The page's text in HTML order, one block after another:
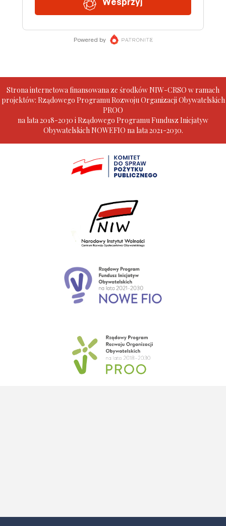
Strona internetowa finansowana ze środków NIW-CRSO w ramach
projektów: Rządowego Programu Rozwoju Organizacji Obywatelskich
PROO
na lata 2018-2030 i Rządowego Programu Fundusz Inicjatyw
Obywatelskich NOWEFIO na lata 2021-2030.